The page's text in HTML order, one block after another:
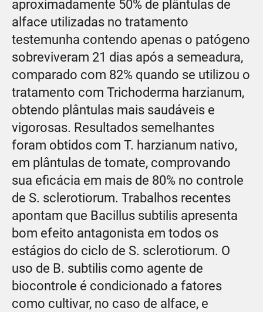
aproximadamente 50% de plântulas de
alface utilizadas no tratamento
testemunha contendo apenas o patógeno
sobreviveram 21 dias após a semeadura,
comparado com 82% quando se utilizou o
tratamento com Trichoderma harzianum,
obtendo plântulas mais saudáveis e
vigorosas. Resultados semelhantes
foram obtidos com T. harzianum nativo,
em plântulas de tomate, comprovando
sua eficácia em mais de 80% no controle
de S. sclerotiorum. Trabalhos recentes
apontam que Bacillus subtilis apresenta
bom efeito antagonista em todos os
estágios do ciclo de S. sclerotiorum. O
uso de B. subtilis como agente de
biocontrole é condicionado a fatores
como cultivar, no caso de alface, e